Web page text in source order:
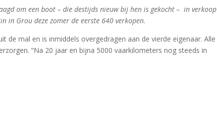
om een boot – die destijds nieuw bij hen is gekocht – in verkoop
in Grou deze zomer de eerste 640 verkopen.
de mal en is inmiddels overgedragen aan de vierde eigenaar. Alle
“Na 20 jaar en bijna 5000 vaarkilometers nog steeds in